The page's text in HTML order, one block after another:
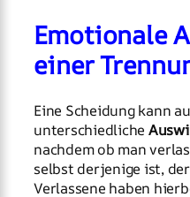
Emotionale
einer
Eine Scheidung kann
unterschiedliche
nachdem ob man
selbst derjenige ist,
Verlassene haben